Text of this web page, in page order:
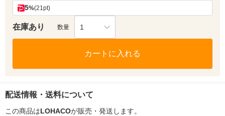
5%(21pt)
在庫あり 数量 1
カートに入れる
配送情報・送料について
この商品はLOHACOが販売・発送します。